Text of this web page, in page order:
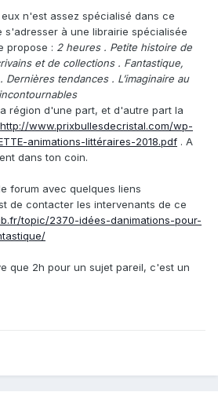
n'est assez spécialisé dans ce
s'adresser à une librairie spécialisée
propose : 2 heures . Petite histoire de
et de collections . Fantastique,
tendances . L’imaginaire au
région d'une part, et d'autre part la
http://www.prixbullesdecristal.com/wp-
animations-littéraires-2018.pdf . A
dans ton coin.
forum avec quelques liens
de contacter les intervenants de ce
topic/2370-idées-danimations-pour-
que 2h pour un sujet pareil, c'est un